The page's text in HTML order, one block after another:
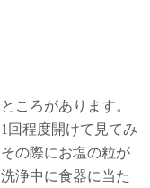
ころがあります。
回程度開けて見てみ
の際にお塩の粒が
浄中に食器に当た